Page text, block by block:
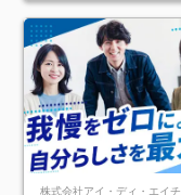
株式会社アイ・ディ・エイチ